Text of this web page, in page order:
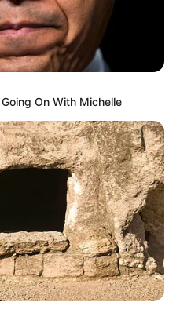
On With Michelle